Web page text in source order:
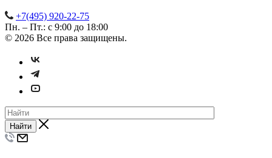
+7(495) 920-22-75
Пн. – Пт.: с 9:00 до 18:00
© 2026 Все права защищены.
Найти